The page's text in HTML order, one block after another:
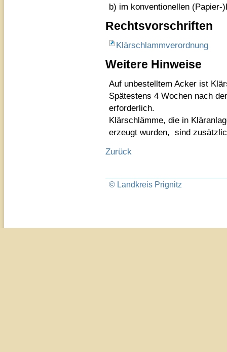
b) im konventionellen (Papier-
Rechtsvorschriften
Klärschlammverordnung
Weitere Hinweise
Auf unbestelltem Acker ist
Spätestens 4 Wochen nach
erforderlich.
Klärschlämme, die in
erzeugt wurden, sind
Zurück
© Landkreis Prignitz